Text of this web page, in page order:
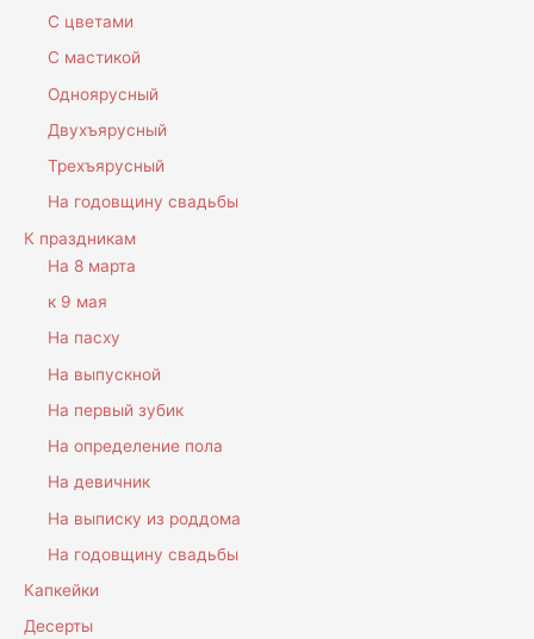
С цветами
С мастикой
Одноярусный
Двухъярусный
Трехъярусный
На годовщину свадьбы
К праздникам
На 8 марта
к 9 мая
На пасху
На выпускной
На первый зубик
На определение пола
На девичник
На выписку из роддома
На годовщину свадьбы
Капкейки
Десерты